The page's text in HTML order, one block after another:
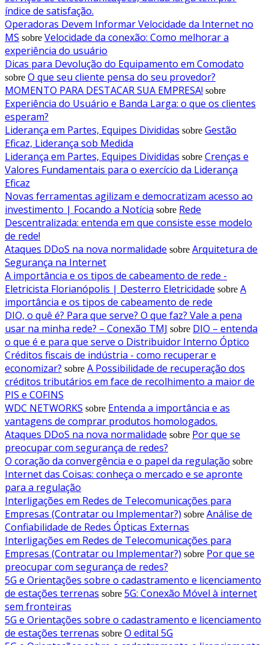
índice de satisfação.
Operadoras Devem Informar Velocidade da Internet no
MS sobre Velocidade da conexão: Como melhorar a
experiência do usuário
Dicas para Devolução do Equipamento em Comodato
sobre O que seu cliente pensa do seu provedor?
MOMENTO PARA DESTACAR SUA EMPRESA! sobre
Experiência do Usuário e Banda Larga: o que os clientes
esperam?
Liderança em Partes, Equipes Divididas sobre Gestão
Eficaz, Liderança sob Medida
Liderança em Partes, Equipes Divididas sobre Crenças e
Valores Fundamentais para o exercício da Liderança
Eficaz
Novas ferramentas agilizam e democratizam acesso ao
investimento | Focando a Notícia sobre Rede
Descentralizada: entenda em que consiste esse modelo
de rede!
Ataques DDoS na nova normalidade sobre Arquitetura de
Segurança na Internet
A importância e os tipos de cabeamento de rede -
Eletricista Florianópolis | Desterro Eletricidade sobre A
importância e os tipos de cabeamento de rede
DIO, o quê é? Para que serve? O que faz? Vale a pena
usar na minha rede? – Conexão TMJ sobre DIO – entenda
o que é e para que serve o Distribuidor Interno Óptico
Créditos fiscais de indústria - como recuperar e
economizar? sobre A Possibilidade de recuperação dos
créditos tributários em face de recolhimento a maior de
PIS e COFINS
WDC NETWORKS sobre Entenda a importância e as
vantagens de comprar produtos homologados.
Ataques DDoS na nova normalidade sobre Por que se
preocupar com segurança de redes?
O coração da convergência e o papel da regulação sobre
Internet das Coisas: conheça o mercado e se apronte
para a regulação
Interligações em Redes de Telecomunicações para
Empresas (Contratar ou Implementar?) sobre Análise de
Confiabilidade de Redes Ópticas Externas
Interligações em Redes de Telecomunicações para
Empresas (Contratar ou Implementar?) sobre Por que se
preocupar com segurança de redes?
5G e Orientações sobre o cadastramento e licenciamento
de estações terrenas sobre 5G: Conexão Móvel à internet
sem fronteiras
5G e Orientações sobre o cadastramento e licenciamento
de estações terrenas sobre O edital 5G